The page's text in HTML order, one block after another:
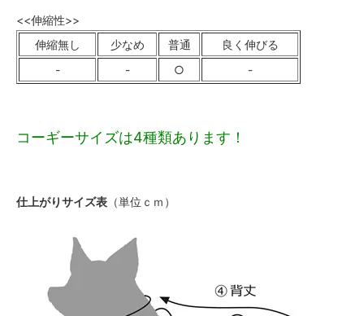
<<伸縮性>>
伸縮無し
少なめ 普通
良く伸びる
-
- ○ -
コーギーサイズは4種類あります！
仕上がりサイズ表 （単位ｃｍ）